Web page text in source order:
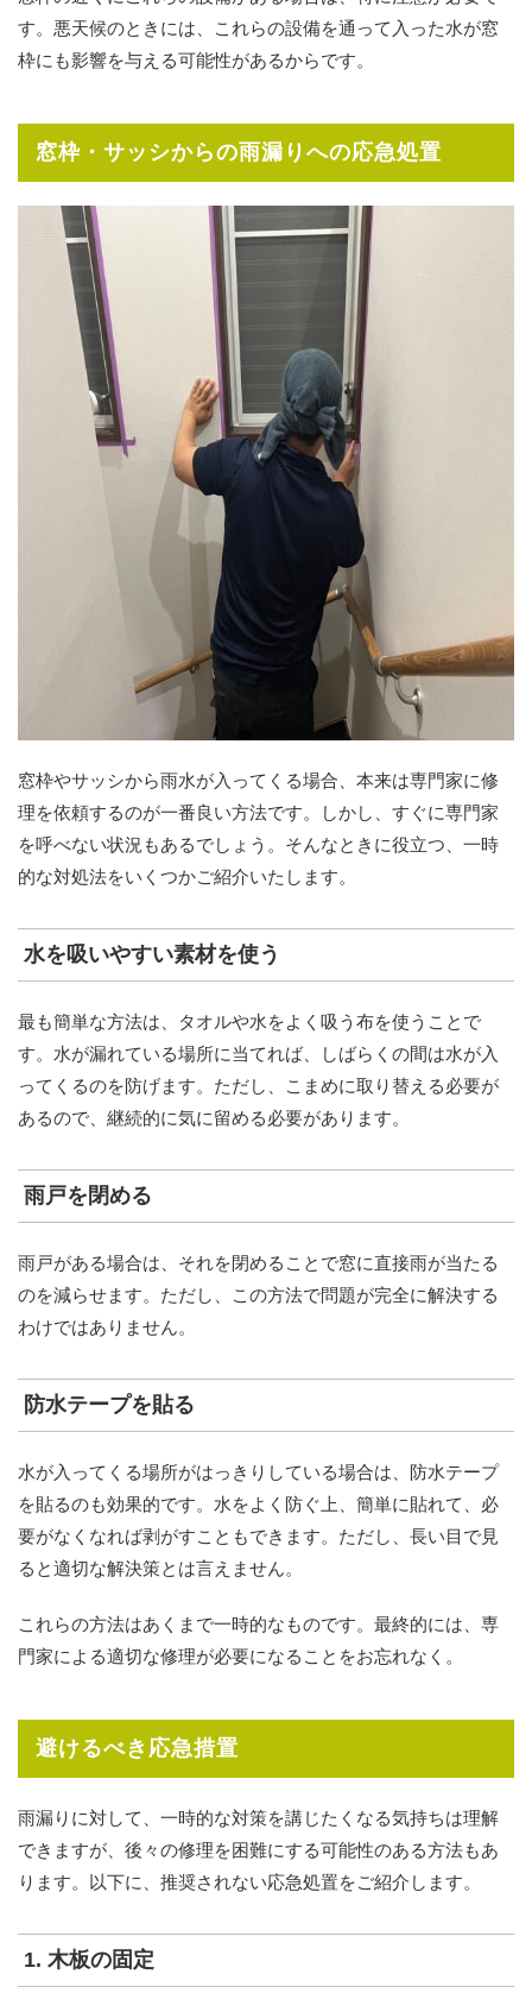
す。悪天候のときには、これらの設備を通って入った水が窓
枠にも影響を与える可能性があるからです。
窓枠・サッシからの雨漏りへの応急処置
窓枠やサッシから雨水が入ってくる場合、本来は専門家に修
理を依頼するのが一番良い方法です。しかし、すぐに専門家
を呼べない状況もあるでしょう。そんなときに役立つ、一時
的な対処法をいくつかご紹介いたします。
水を吸いやすい素材を使う
最も簡単な方法は、タオルや水をよく吸う布を使うことで
す。水が漏れている場所に当てれば、しばらくの間は水が入
ってくるのを防げます。ただし、こまめに取り替える必要が
あるので、継続的に気に留める必要があります。
雨戸を閉める
雨戸がある場合は、それを閉めることで窓に直接雨が当たる
のを減らせます。ただし、この方法で問題が完全に解決する
わけではありません。
防水テープを貼る
水が入ってくる場所がはっきりしている場合は、防水テープ
を貼るのも効果的です。水をよく防ぐ上、簡単に貼れて、必
要がなくなれば剥がすこともできます。ただし、長い目で見
ると適切な解決策とは言えません。
これらの方法はあくまで一時的なものです。最終的には、専
門家による適切な修理が必要になることをお忘れなく。
避けるべき応急措置
雨漏りに対して、一時的な対策を講じたくなる気持ちは理解
できますが、後々の修理を困難にする可能性のある方法もあ
ります。以下に、推奨されない応急処置をご紹介します。
1. 木板の固定